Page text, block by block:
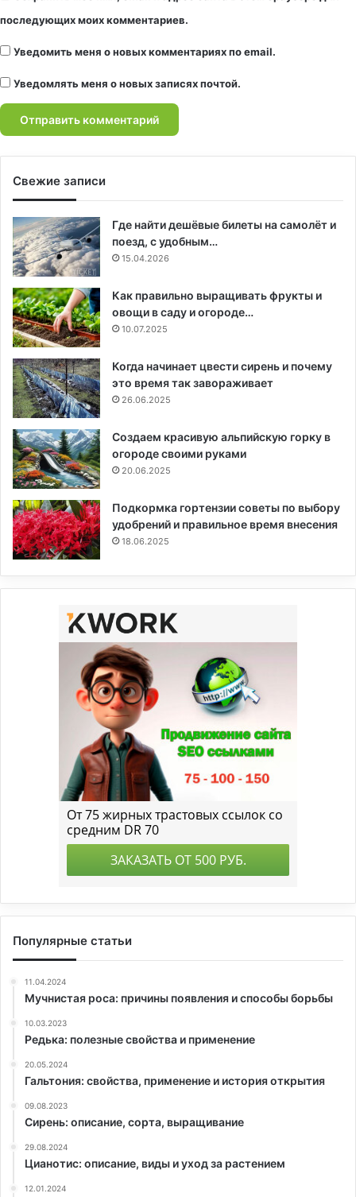
последующих моих комментариев.
Уведомить меня о новых комментариях по email.
Уведомлять меня о новых записях почтой.
Свежие записи
Где найти дешёвые билеты на самолёт и
поезд, с удобным…
15.04.2026
Как правильно выращивать фрукты и
овощи в саду и огороде…
10.07.2025
Когда начинает цвести сирень и почему
это время так завораживает
26.06.2025
Создаем красивую альпийскую горку в
огороде своими руками
20.06.2025
Подкормка гортензии советы по выбору
удобрений и правильное время внесения
18.06.2025
Популярные статьи
11.04.2024
Мучнистая роса: причины появления и способы борьбы
10.03.2023
Редька: полезные свойства и применение
20.05.2024
Гальтония: свойства, применение и история открытия
09.08.2023
Сирень: описание, сорта, выращивание
29.08.2024
Цианотис: описание, виды и уход за растением
12.01.2024